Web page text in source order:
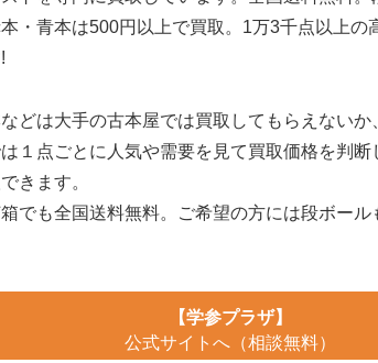
・青本は500円以上で買取。1万3千点以上
どは大手の古本屋では買取してもらえない
１点ごとに人気や需要を見て買取価格を判
きます。
でも全国送料無料。ご希望の方には段ボー
【学参プラザ】
公式サイトへ（相談無料）